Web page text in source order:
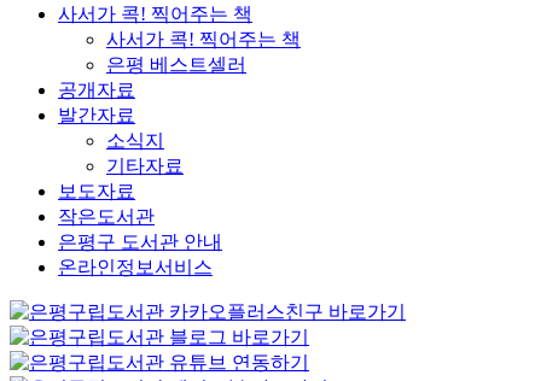
사서가 콕! 찍어주는 책
사서가 콕! 찍어주는 책
은평 베스트셀러
공개자료
발간자료
소식지
기타자료
보도자료
작은도서관
은평구 도서관 안내
온라인정보서비스